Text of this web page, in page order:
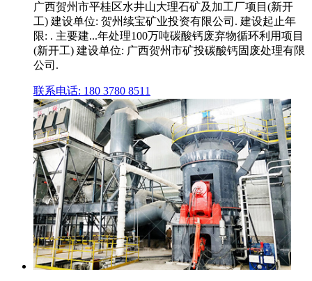
广西贺州市平桂区水井山大理石矿及加工厂项目(新开
工) 建设单位: 贺州续宝矿业投资有限公司. 建设起止年
限: . 主要建...年处理100万吨碳酸钙废弃物循环利用项目
(新开工) 建设单位: 广西贺州市矿投碳酸钙固废处理有限
公司.
联系电话: 180 3780 8511